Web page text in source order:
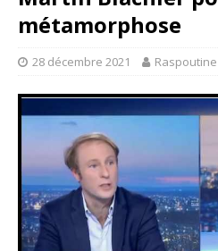
métamorphose
28 décembre 2021 Raspoutine